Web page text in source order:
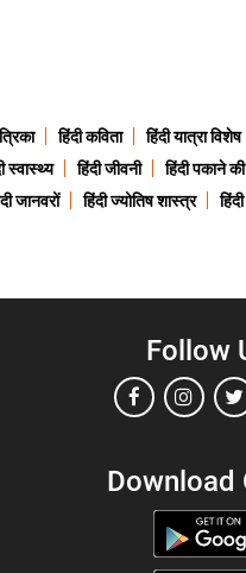
हिंदी कविता हिंदी यात्रा विशेष
स्वास्थ्य हिंदी जीवनी हिंदी पकाने की
जानवरों हिंदी ज्योतिष शास्त्र
Follow
Download